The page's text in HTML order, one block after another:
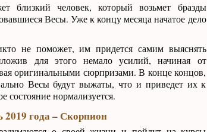
близкий человек, который возьмет бразды
Весы. Уже к концу месяца начатое дело
не поможет, им придется самим выяснять
для этого немало усилий, начиная от
оригинальными сюрпризами. В конце концов,
Весы будут выжаты, что и приведет их к
состояние нормализуется.
2019 года – Скорпион